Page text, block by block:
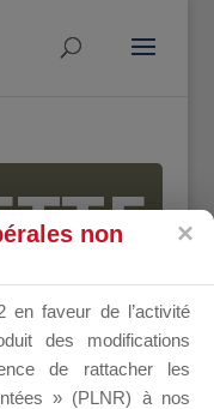
non
en faveur de l’activité
des modifications
de rattacher les
» (PLNR) à nos